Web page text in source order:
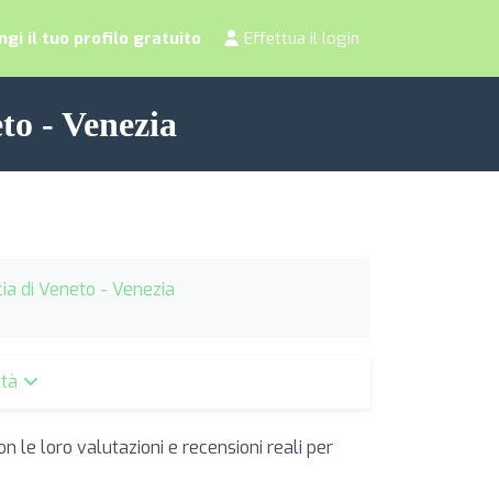
il tuo profilo gratuito Effettua il login
- Venezia
di Veneto - Venezia
le loro valutazioni e recensioni reali per